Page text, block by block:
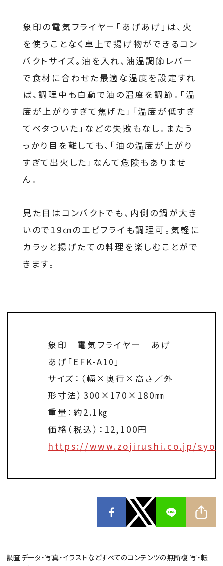
象印の電気フライヤー「あげあげ」は、火
を使うことなく卓上で揚げ物ができるコン
パクトサイズ。油を入れ、油温調節レバー
で食材に合わせた最適な温度を設定すれ
ば、調理中も自動で油の温度を調節。「温
度が上がりすぎて焦げた」「温度が低すぎ
てベタついた」などの失敗もなし。またう
っかり目を離しても、「油の温度が上がり
すぎて出火した」なんて危険もありませ
ん。
見た目はコンパクトでも、内側の鍋が大き
いので19㎝のエビフライも調理可。気軽に
カラッと揚げたての料理を楽しむことがで
きます。
象印 電気フライヤー あげ
あげ「EFK-A10」
サイズ：（幅×奥行×高さ／外
形寸法）300×170×180㎜
重量：約2.1㎏
価格（税込）：12,100円
https://www.zojirushi.co.jp/
調査データ・写真・イラストなどすべてのコンテンツの無断複 写・転